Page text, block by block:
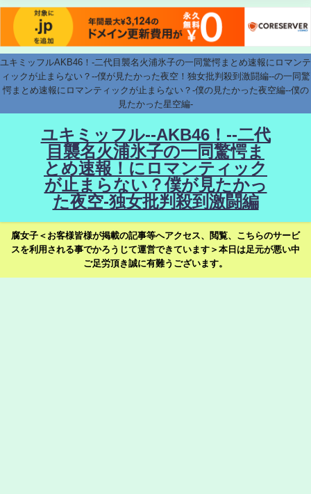
ユキミッフルAKB46！-二代目襲名火浦氷子の一同驚愕まとめ速報にロマンテ
ィックが止まらない？--僕が見たかった夜空！独女批判殺到激闘編--の一同驚
愕まとめ速報にロマンティックが止まらない？-僕の見たかった夜空編--僕の
見たかった星空編-
ユキミッフル--AKB46！--二代
目襲名火浦氷子の一同驚愕ま
とめ速報！にロマンティック
が止まらない？僕が見たかっ
た夜空-独女批判殺到激闘編
腐女子＜お客様皆様が掲載の記事等へアクセス、閲覧、こちらのサービ
スを利用される事でかろうじて運営できています＞本日は足元が悪い中
ご足労頂き誠に有難うございます。